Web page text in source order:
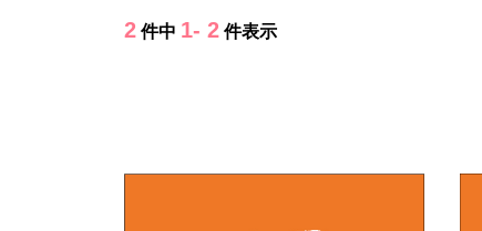
2 件中 1- 2 件表示